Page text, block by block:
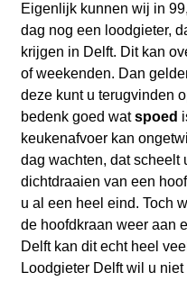
Eigenlijk kunnen wij in
dag nog een loodgieter,
krijgen in Delft. Dit kan
of weekenden. Dan
deze kunt u terugvinden
bedenk goed watspoed
keukenafvoer kan
dag wachten, dat scheelt
dichtdraaien van een
u al een heel eind. Toch
de hoofdkraan weer aan
Delft kan dit echt heel
Loodgieter Delft wil u